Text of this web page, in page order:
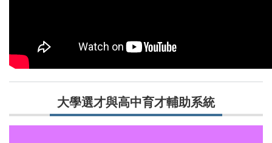
大學選才與高中育才輔助系統